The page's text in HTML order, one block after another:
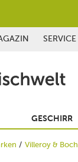
SERVICE
GESCHIRR
Villeroy & Boch